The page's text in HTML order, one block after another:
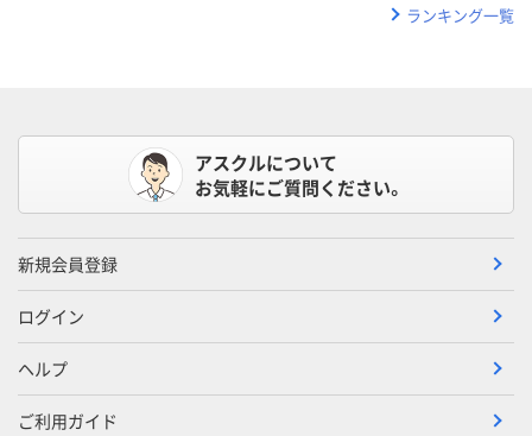
ランキング一覧
アスクルについて
お気軽にご質問ください。
新規会員登録
ログイン
ヘルプ
ご利用ガイド